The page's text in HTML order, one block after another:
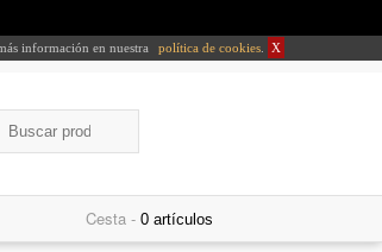
información en nuestra política de cookies X
Cesta -